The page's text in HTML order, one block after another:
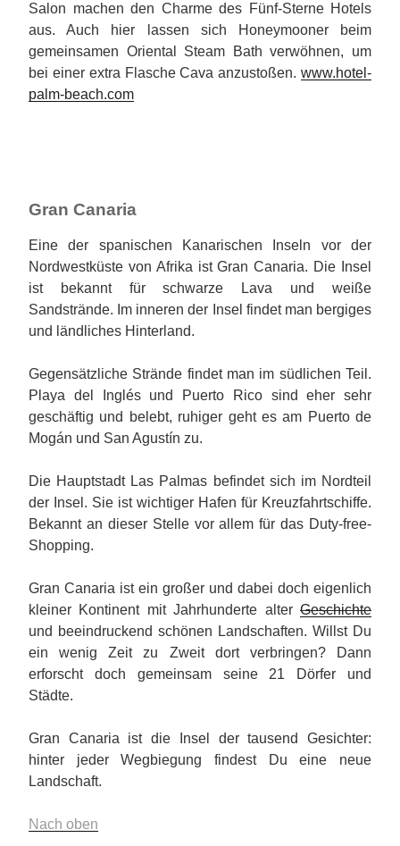
Salon machen den Charme des Fünf-Sterne Hotels
aus. Auch hier lassen sich Honeymooner beim
gemeinsamen Oriental Steam Bath verwöhnen, um
bei einer extra Flasche Cava anzustoßen. www.hotel-
palm-beach.com
Gran Canaria
Eine der spanischen Kanarischen Inseln vor der
Nordwestküste von Afrika ist Gran Canaria. Die Insel
ist bekannt für schwarze Lava und weiße
Sandstrände. Im inneren der Insel findet man bergiges
und ländliches Hinterland.
Gegensätzliche Strände findet man im südlichen Teil.
Playa del Inglés und Puerto Rico sind eher sehr
geschäftig und belebt, ruhiger geht es am Puerto de
Mogán und San Agustín zu.
Die Hauptstadt Las Palmas befindet sich im Nordteil
der Insel. Sie ist wichtiger Hafen für Kreuzfahrtschiffe.
Bekannt an dieser Stelle vor allem für das Duty-free-
Shopping.
Gran Canaria ist ein großer und dabei doch eigenlich
kleiner Kontinent mit Jahrhunderte alter Geschichte
und beeindruckend schönen Landschaften. Willst Du
ein wenig Zeit zu Zweit dort verbringen? Dann
erforscht doch gemeinsam seine 21 Dörfer und
Städte.
Gran Canaria ist die Insel der tausend Gesichter:
hinter jeder Wegbiegung findest Du eine neue
Landschaft.
Nach oben